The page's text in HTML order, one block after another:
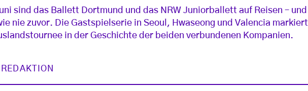
sind das Ballett Dortmund und das NRW Juniorballett auf Reisen – und
nie zuvor. Die Gastspielserie in Seoul, Hwaseong und Valencia markiert
in der Geschichte der beiden verbundenen Kompanien.